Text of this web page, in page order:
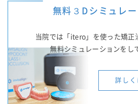
無料３Dシミュレ
当院では「itero」を使った矯正
無料シミュレーションをし
詳しく